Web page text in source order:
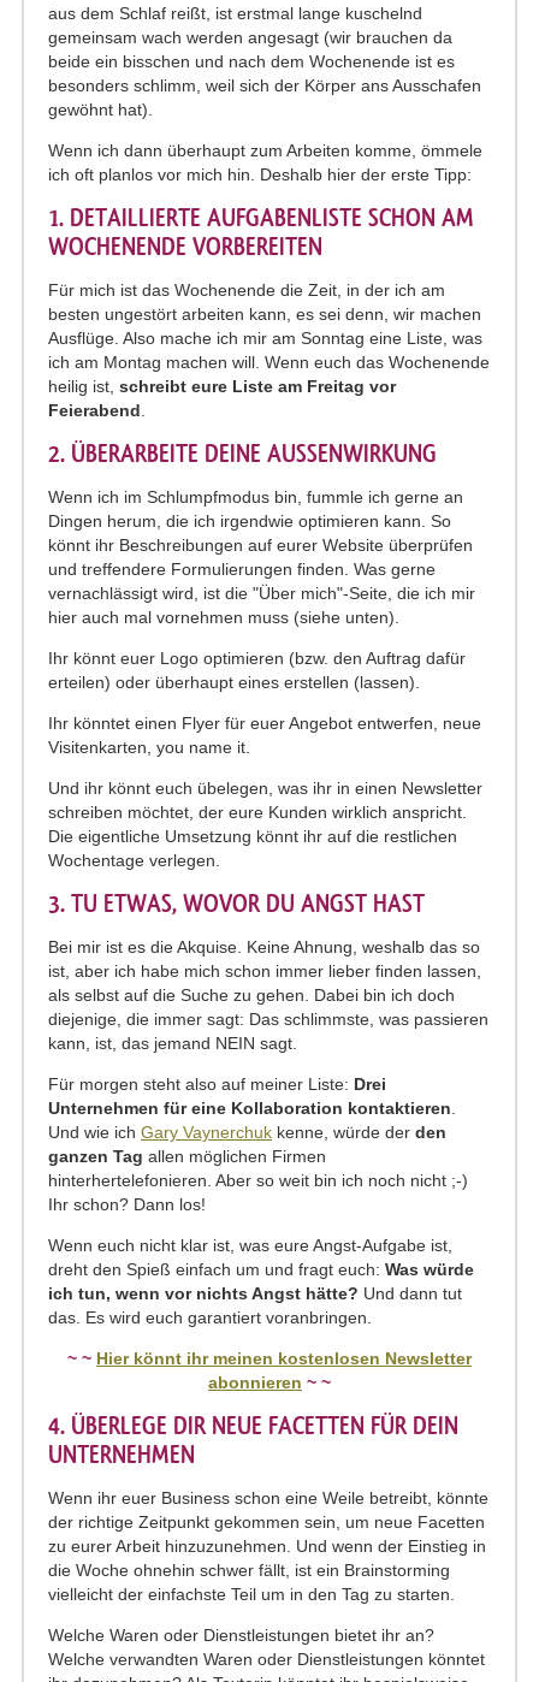
aus dem Schlaf reißt, ist erstmal lange kuschelnd
gemeinsam wach werden angesagt (wir brauchen da
beide ein bisschen und nach dem Wochenende ist es
besonders schlimm, weil sich der Körper ans Ausschafen
gewöhnt hat).
Wenn ich dann überhaupt zum Arbeiten komme, ömmele
ich oft planlos vor mich hin. Deshalb hier der erste Tipp:
1. DETAILLIERTE AUFGABENLISTE SCHON AM
WOCHENENDE VORBEREITEN
Für mich ist das Wochenende die Zeit, in der ich am
besten ungestört arbeiten kann, es sei denn, wir machen
Ausflüge. Also mache ich mir am Sonntag eine Liste, was
ich am Montag machen will. Wenn euch das Wochenende
heilig ist, schreibt eure Liste am Freitag vor
Feierabend
2. ÜBERARBEITE DEINE AUSSENWIRKUNG
Wenn ich im Schlumpfmodus bin, fummle ich gerne an
Dingen herum, die ich irgendwie optimieren kann. So
könnt ihr Beschreibungen auf eurer Website überprüfen
und treffendere Formulierungen finden. Was gerne
vernachlässigt wird, ist die "Über mich"-Seite, die ich mir
hier auch mal vornehmen muss (siehe unten).
Ihr könnt euer Logo optimieren (bzw. den Auftrag dafür
erteilen) oder überhaupt eines erstellen (lassen).
Ihr könntet einen Flyer für euer Angebot entwerfen, neue
Visitenkarten, you name it.
Und ihr könnt euch übelegen, was ihr in einen Newsletter
schreiben möchtet, der eure Kunden wirklich anspricht.
Die eigentliche Umsetzung könnt ihr auf die restlichen
Wochentage verlegen.
3. TU ETWAS, WOVOR DU ANGST HAST
Bei mir ist es die Akquise. Keine Ahnung, weshalb das so
ist, aber ich habe mich schon immer lieber finden lassen,
als selbst auf die Suche zu gehen. Dabei bin ich doch
diejenige, die immer sagt: Das schlimmste, was passieren
kann, ist, das jemand NEIN sagt.
Für morgen steht also auf meiner Liste: Drei
Unternehmen für eine Kollaboration kontaktieren
Und wie ich Gary Vaynerchuk kenne, würde der den
ganzen Tag allen möglichen Firmen
hinterhertelefonieren. Aber so weit bin ich noch nicht ;-)
Ihr schon? Dann los!
Wenn euch nicht klar ist, was eure Angst-Aufgabe ist,
dreht den Spieß einfach um und fragt euch: Was würde
ich tun, wenn vor nichts Angst hätte? Und dann tut
das. Es wird euch garantiert voranbringen.
~ ~ Hier könnt ihr meinen kostenlosen Newsletter
abonnieren ~ ~​
4. ÜBERLEGE DIR NEUE FACETTEN FÜR DEIN
UNTERNEHMEN
Wenn ihr euer Business schon eine Weile betreibt, könnte
der richtige Zeitpunkt gekommen sein, um neue Facetten
zu eurer Arbeit hinzuzunehmen. Und wenn der Einstieg in
die Woche ohnehin schwer fällt, ist ein Brainstorming
vielleicht der einfachste Teil um in den Tag zu starten.
Welche Waren oder Dienstleistungen bietet ihr an?
Welche verwandten Waren oder Dienstleistungen könntet